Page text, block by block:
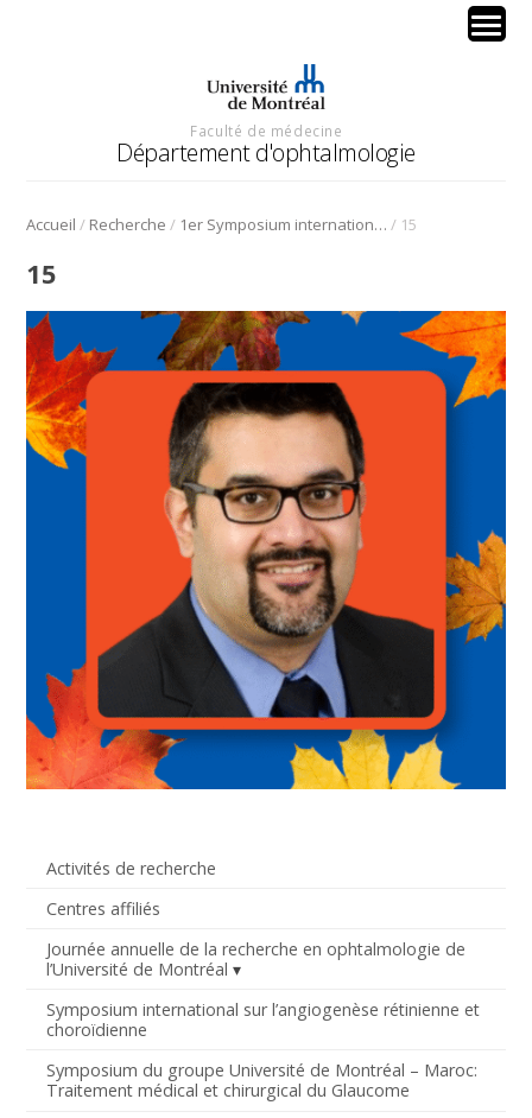
Faculté de médecine
Département d'ophtalmologie
Accueil / Recherche / 1er Symposium international en médecine régénérative de la cornée / 15
Activités de recherche
Centres affiliés
Journée annuelle de la recherche en ophtalmologie de
l’Université de Montréal
Symposium international sur l’angiogenèse rétinienne et
choroïdienne
Symposium du groupe Université de Montréal – Maroc:
Traitement médical et chirurgical du Glaucome
15